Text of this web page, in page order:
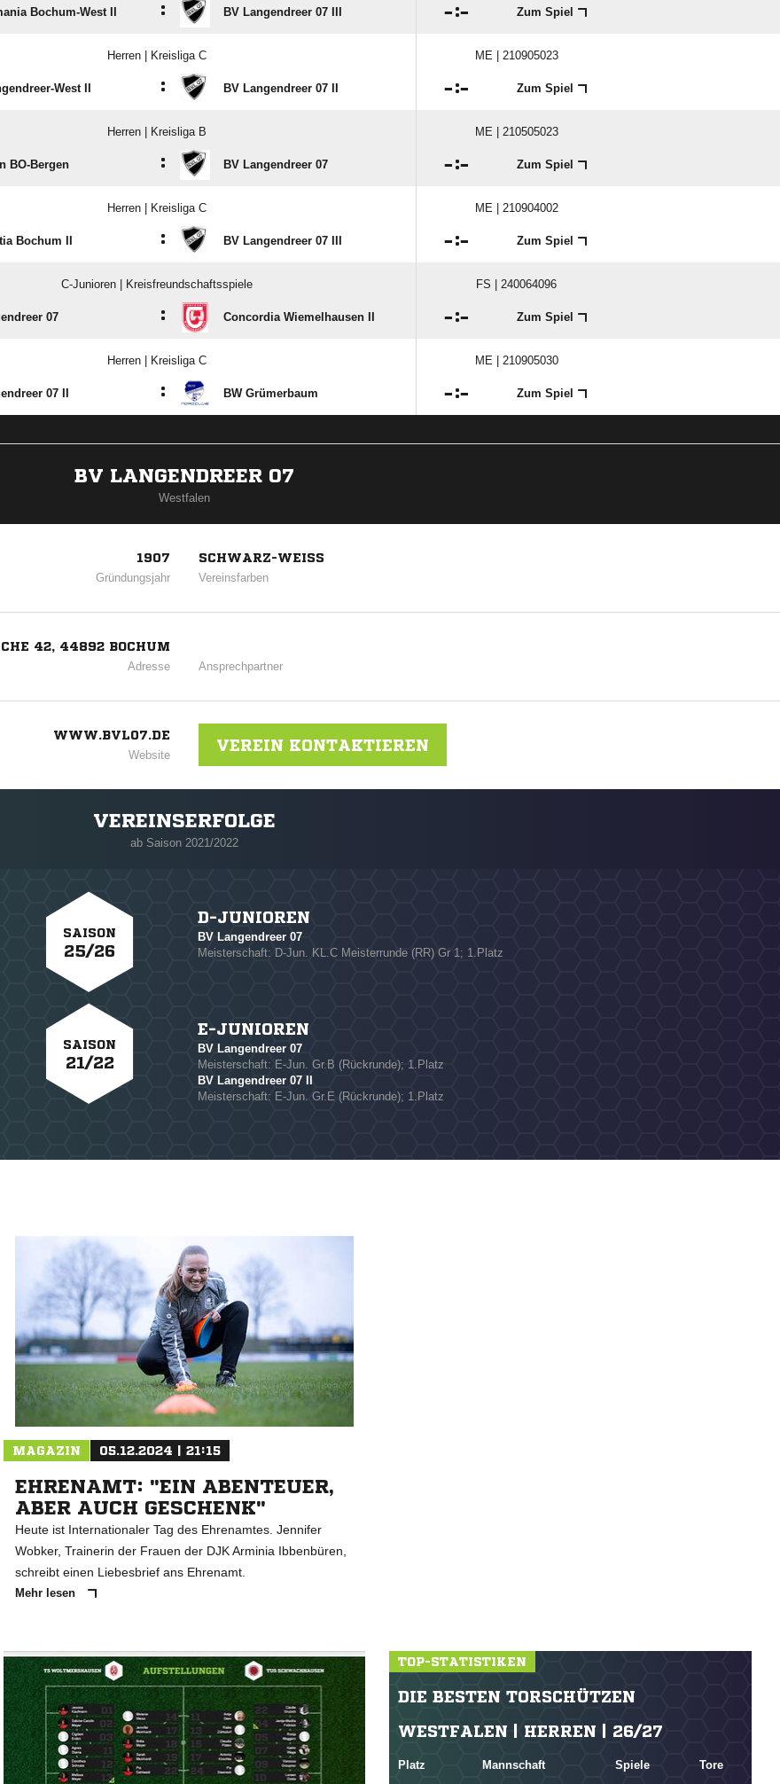
Bochum-West II : BV Langendreer 07 III : Zum Spiel
Herren | Kreisliga C ME | 210905023
West II : BV Langendreer 07 II : Zum Spiel
Herren | Kreisliga B ME | 210505023
BO-Bergen : BV Langendreer 07 : Zum Spiel
Herren | Kreisliga C ME | 210904002
Bochum II : BV Langendreer 07 III : Zum Spiel
C-Junioren | Kreisfreundschaftsspiele FS | 240064096
07 : Concordia Wiemelhausen II : Zum Spiel
Herren | Kreisliga C ME | 210905030
07 II : BW Grümerbaum : Zum Spiel
BV LANGENDREER 07
Westfalen
1907
Gründungsjahr
SCHWARZ-WEISS
Vereinsfarben
42, 44892 BOCHUM
Adresse Ansprechpartner
WWW.BVL07.DE
Website
VEREIN KONTAKTIEREN
* Pflichtfelder
VEREINSERFOLGE
ab Saison 2021/2022
SAISON
25/26
D-JUNIOREN
BV Langendreer 07
Meisterschaft: D-Jun. KL.C Meisterrunde (RR) Gr 1; 1.Platz
SAISON
21/22
E-JUNIOREN
BV Langendreer 07
Meisterschaft: E-Jun. Gr.B (Rückrunde); 1.Platz
BV Langendreer 07 II
Meisterschaft: E-Jun. Gr.E (Rückrunde); 1.Platz
MAGAZIN 05.12.2024 | 21:15
EHRENAMT: "EIN ABENTEUER,
ABER AUCH GESCHENK"
Heute ist Internationaler Tag des Ehrenamtes. Jennifer
Wobker, Trainerin der Frauen der DJK Arminia Ibbenbüren,
schreibt einen Liebesbrief ans Ehrenamt.
Mehr lesen
TOP-STATISTIKEN
DIE BESTEN TORSCHÜTZEN
WESTFALEN | HERREN | 26/27
Platz Mannschaft Spiele Tore